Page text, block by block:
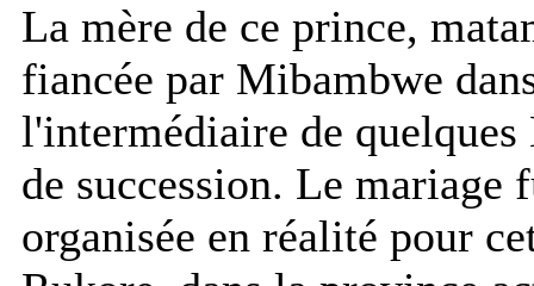
La mère de ce prince,
fiancée par Mibambwe
l'intermédiaire de
de succession. Le mariage
organisée en réalité pour